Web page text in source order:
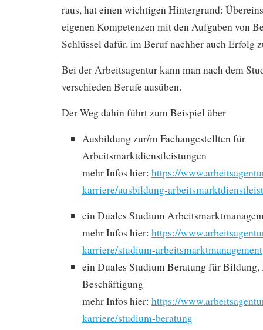
raus, hat einen wichtigen Hintergrund:
eigenen Kompetenzen mit den Aufgaben von
Schlüssel dafür. im Beruf nachher auch Erfolg
Bei der Arbeitsagentur kann man nach dem
verschieden Berufe ausüben.
Der Weg dahin führt zum Beispiel über
Ausbildung zur/m Fachangestellten für
Arbeitsmarktdienstleistungen
mehr Infos hier: https://
karriere/ausbildung-
ein Duales Studium
mehr Infos hier: https://
karriere/studium-arbeitsmarktmanagement
ein Duales Studium Beratung für Bildung,
Beschäftigung
mehr Infos hier: https://
karriere/studium-beratung